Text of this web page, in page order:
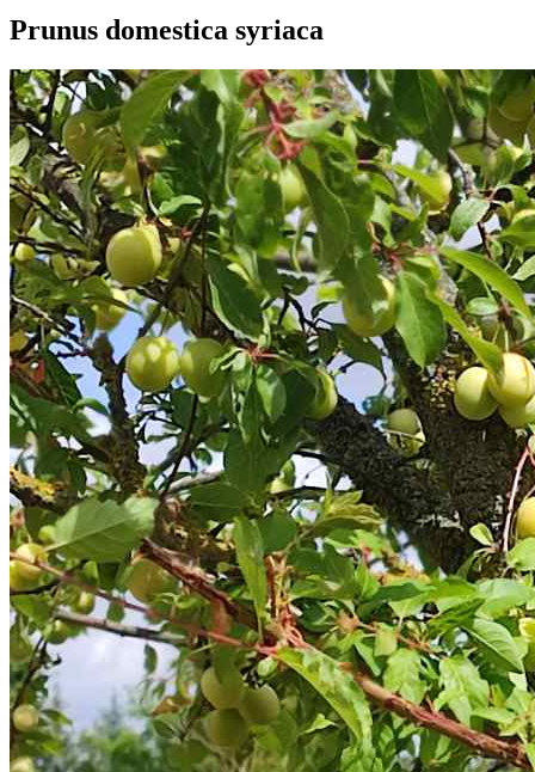
Prunus domestica syriaca